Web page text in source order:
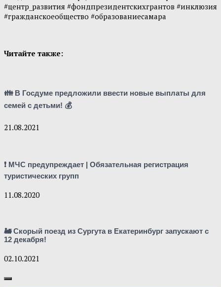
#центр_развития #фондпрезидентскихгрантов #инклюзия
#гражданскоеобщество #образованиесамара
Читайте также:
👪 В Госдуме предложили ввести новые выплаты для
семей с детьми! 💰
21.08.2021
❗ МЧС предупреждает | Обязательная регистрация
туристических групп
11.08.2020
🚂 Скорый поезд из Сургута в Екатеринбург запускают с
12 декабря!
02.10.2021